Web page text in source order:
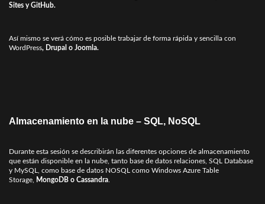
Sites y GitHub.
Así mismo se verá cómo es posible trabajar de forma rápida y sencilla con
WordPress, Drupal o Joomla.
Almacenamiento en la nube – SQL, NoSQL
Durante esta sesión se describirán las diferentes opciones de almacenamiento
que están disponible en la nube, tanto base de datos relaciones, SQL Database
y MySQL, como base de datos NOSQL como Windows Azure Table
Storage,
MongoDB o Cassandra